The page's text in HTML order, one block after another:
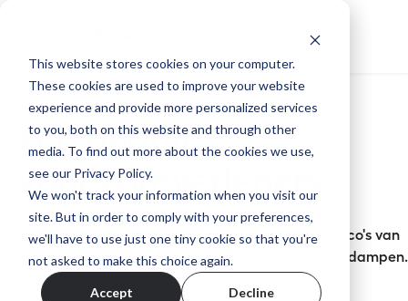
This website stores cookies on your computer.
These cookies are used to improve your website
experience and provide more personalized services
to you, both on this website and through other
media. To find out more about the cookies we use,
see our Privacy Policy.
We won't track your information when you visit our
site. But in order to comply with your preferences,
we'll have to use just one tiny cookie so that you're
not asked to make this choice again.
Accept Decline
Een bedrijf
voor zorgverleners
EQUASHIELD® heeft zich ertoe verbonden
gezondheidswerkers te beschermen tegen de risico's van
blootstelling aan gevaarlijke geneesmiddelen en dampen.